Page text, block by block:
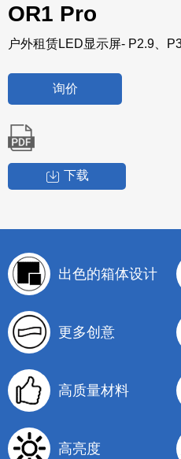
OR1 Pro
户外租赁LED显示屏- P2.9、
询价
下载
出色的箱体设计
更多创意
高质量材料
高亮度